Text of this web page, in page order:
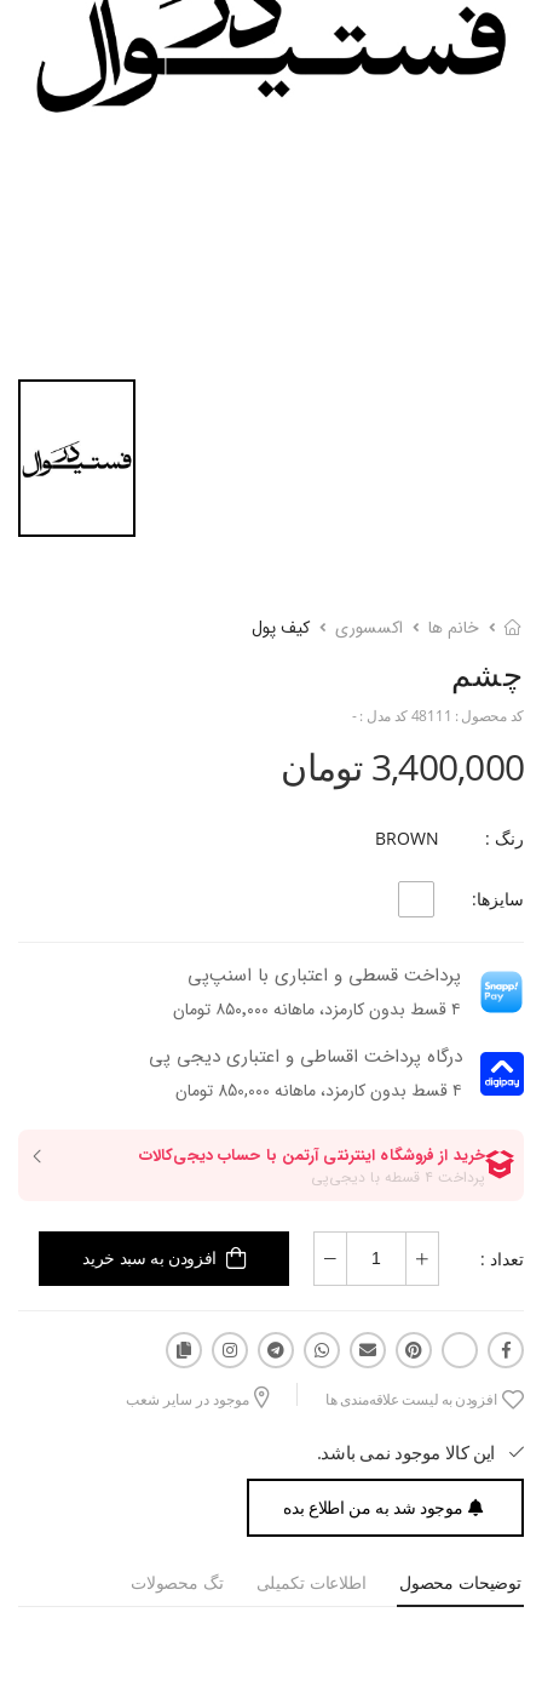
خانم ها اکسسوری کیف پول
چشم
کد محصول : 48111کد مدل :-
3,400,000 تومان
رنگ : BROWN
سایزها:
پرداخت قسطی و اعتباری با اسنپ‌پی
۴ قسط بدون کارمزد، ماهانه ۸۵۰٬۰۰۰ تومان
درگاه پرداخت اقساطی و اعتباری دیجی پی
۴ قسط بدون کارمزد، ماهانه 850,000 تومان
تعداد : افزودن به سبد خرید
افزودن به لیست علاقه‌مندی ها موجود در سایر شعب
این کالا موجود نمی باشد.
موجود شد به من اطلاع بده
توضیحات محصول اطلاعات تکمیلی تگ محصولات